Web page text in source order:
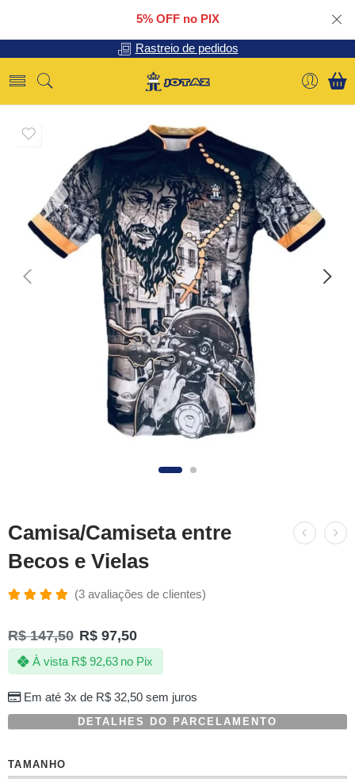
5% OFF no PIX
Rastreio de pedidos
Camisa/Camiseta entre
Becos e Vielas
5.00de 5,
com
baseado
em
de
clientes
(3avaliações de clientes)
R$147,50 R$ 97,50
Em até 3x de R$32,50sem juros
À vista R$92,63 no Pix
DETALHES DO PARCELAMENTO
TAMANHO